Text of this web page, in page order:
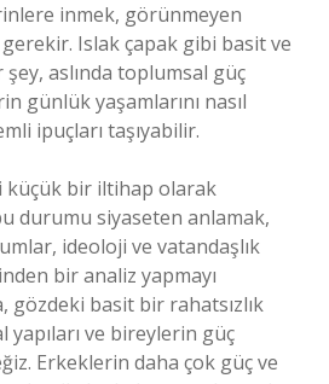
inmek, görünmeyen
Islak çapak gibi basit ve
aslında toplumsal güç
günlük yaşamlarını nasıl
ipuçları taşıyabilir.
küçük bir iltihap olarak
durumu siyaseten anlamak,
ideoloji ve vatandaşlık
bir analiz yapmayı
gözdeki basit bir rahatsızlık
ve bireylerin güç
Erkeklerin daha çok güç ve